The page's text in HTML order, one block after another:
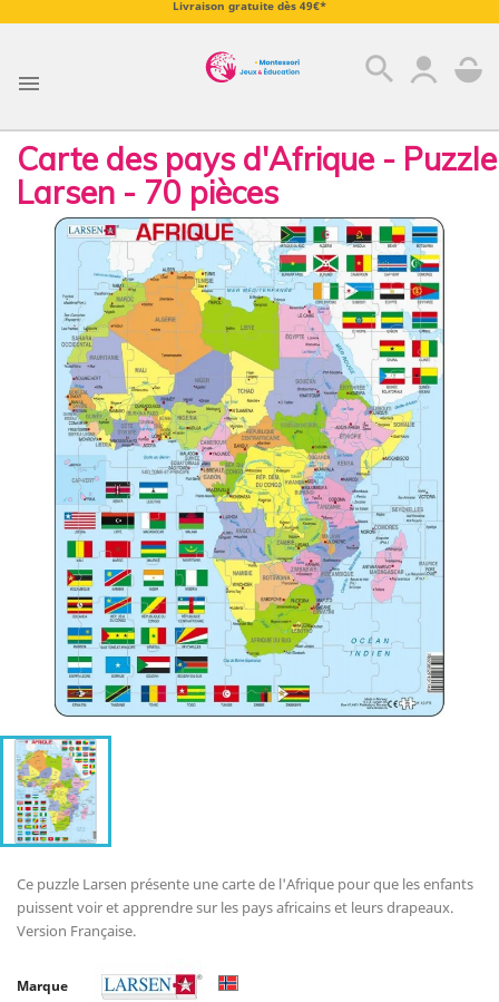
Livraison gratuite dès 49€*
 search
Carte des pays d'Afrique - Puzzle
Larsen - 70 pièces
Ce puzzle Larsen présente une carte de l'Afrique pour que les enfants
puissent voir et apprendre sur les pays africains et leurs drapeaux.
Version Française.
Marque